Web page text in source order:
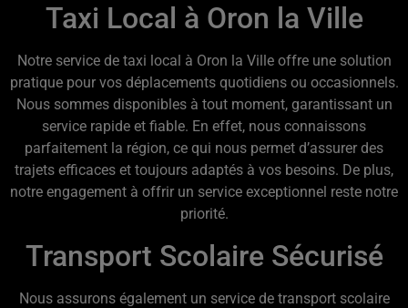
Taxi Local à Oron la Ville
Notre service de taxi local à Oron la Ville offre une solution
pratique pour vos déplacements quotidiens ou occasionnels.
Nous sommes disponibles à tout moment, garantissant un
service rapide et fiable. En effet, nous connaissons
parfaitement la région, ce qui nous permet d’assurer des
trajets efficaces et toujours adaptés à vos besoins. De plus,
notre engagement à offrir un service exceptionnel reste notre
priorité.
Transport Scolaire Sécurisé
Nous assurons également un service de transport scolaire